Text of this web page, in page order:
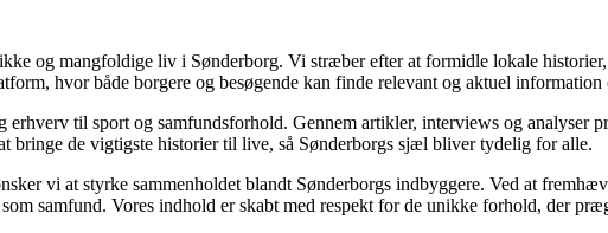
og mangfoldige liv i Sønderborg. Vi stræber efter at formidle lokale
hvor både borgere og besøgende kan finde relevant og aktuel
til sport og samfundsforhold. Gennem artikler, interviews og analyser
bringe de vigtigste historier til live, så Sønderborgs sjæl bliver tydelig for alle.
vi at styrke sammenholdet blandt Sønderborgs indbyggere. Ved at
samfund. Vores indhold er skabt med respekt for de unikke forhold, der